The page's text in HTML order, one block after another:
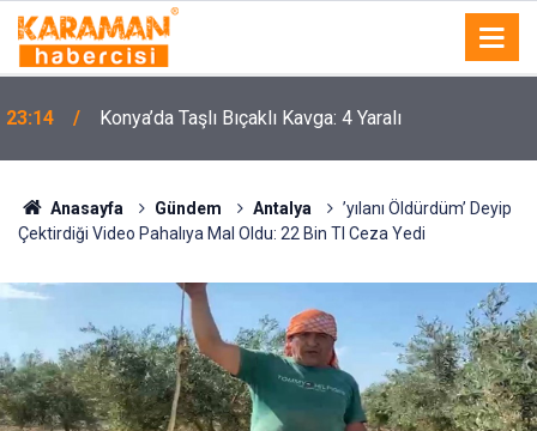
23:14 Konya’da Taşlı Bıçaklı Kavga: 4 Yaralı
Anasayfa Gündem Antalya
’yılanı Öldürdüm’ Deyip
Çektirdiği Video Pahalıya Mal Oldu: 22 Bin Tl Ceza Yedi